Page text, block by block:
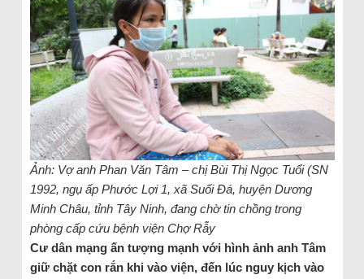
Ảnh: Vợ anh Phan Văn Tâm – chị Bùi Thị Ngọc Tuổi (SN
1992, ngụ ấp Phước Lợi 1, xã Suối Đá, huyện Dương
Minh Châu, tỉnh Tây Ninh, đang chờ tin chồng trong
phòng cấp cứu bệnh viện Chợ Rẫy
Cư dân mạng ấn tượng mạnh với hình ảnh anh Tâm
giữ chặt con rắn khi vào viện, đến lúc nguy kịch vào